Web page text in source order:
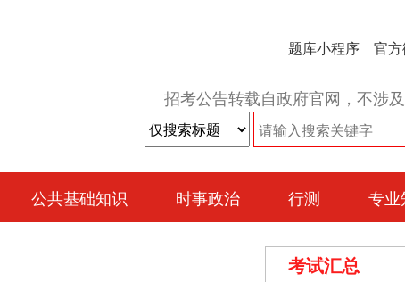
题库小程序 官
招考公告转载自政府官网，不涉
公共基础知识 时事政治 行测 专业
考试汇总